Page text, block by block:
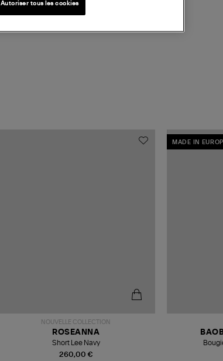
NOUVELLE COLLECTION
260,00 €
ROSEANNA
Short Lee Navy
MADE IN
Autoriser tous les cookies